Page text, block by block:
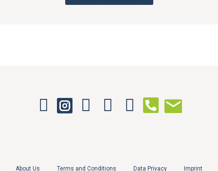
About Us Terms and Conditions Data Privacy Imprint